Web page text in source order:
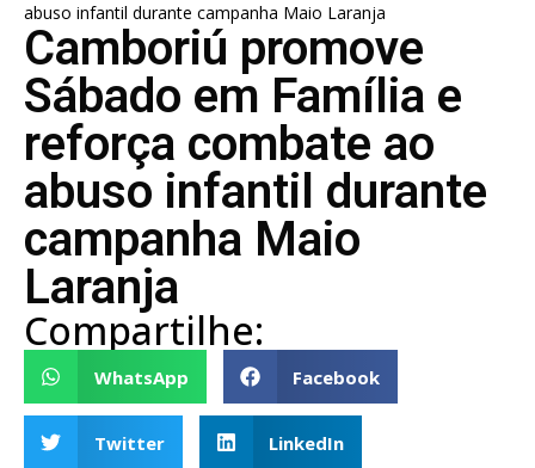
abuso infantil durante campanha Maio Laranja
Camboriú promove
Sábado em Família e
reforça combate ao
abuso infantil durante
campanha Maio
Laranja
Compartilhe:
WhatsApp Facebook
Twitter LinkedIn